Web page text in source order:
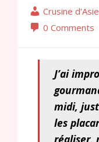
Crusine d'Asie
0 Comments
J’ai
midi,
les
réaliser,